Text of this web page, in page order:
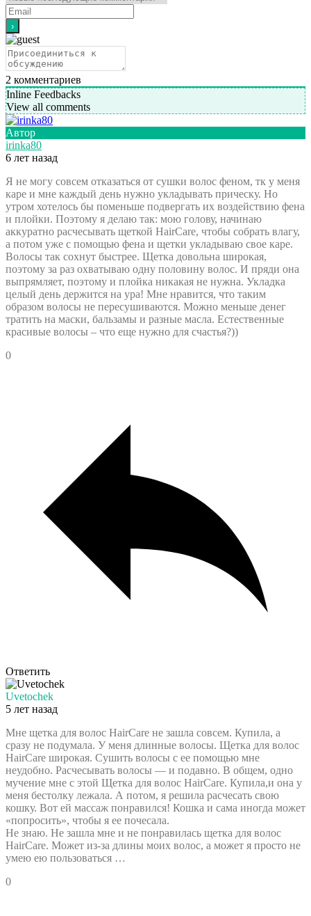
2 комментариев
Inline Feedbacks
View all comments
Автор
irinka80
6 лет назад
Я не могу совсем отказаться от сушки волос феном, тк у меня
каре и мне каждый день нужно укладывать прическу. Но
утром хотелось бы поменьше подвергать их воздействию фена
и плойки. Поэтому я делаю так: мою голову, начинаю
аккуратно расчесывать щеткой HairCare, чтобы собрать влагу,
а потом уже с помощью фена и щетки укладываю свое каре.
Волосы так сохнут быстрее. Щетка довольна широкая,
поэтому за раз охватываю одну половину волос. И пряди она
выпрямляет, поэтому и плойка никакая не нужна. Укладка
целый день держится на ура! Мне нравится, что таким
образом волосы не пересушиваются. Можно меньше денег
тратить на маски, бальзамы и разные масла. Естественные
красивые волосы – что еще нужно для счастья?))
0
Ответить
Uvetochek
5 лет назад
Мне щетка для волос HairCare не зашла совсем. Купила, а
сразу не подумала. У меня длинные волосы. Щетка для волос
HairCare широкая. Сушить волосы с ее помощью мне
неудобно. Расчесывать волосы — и подавно. В общем, одно
мучение мне с этой Щетка для волос HairCare. Купила,и она у
меня бестолку лежала. А потом, я решила расчесать свою
кошку. Вот ей массаж понравился! Кошка и сама иногда может
«попросить», чтобы я ее почесала.
Не знаю. Не зашла мне и не понравилась щетка для волос
HairCare. Может из-за длины моих волос, а может я просто не
умею ею пользоваться …
0